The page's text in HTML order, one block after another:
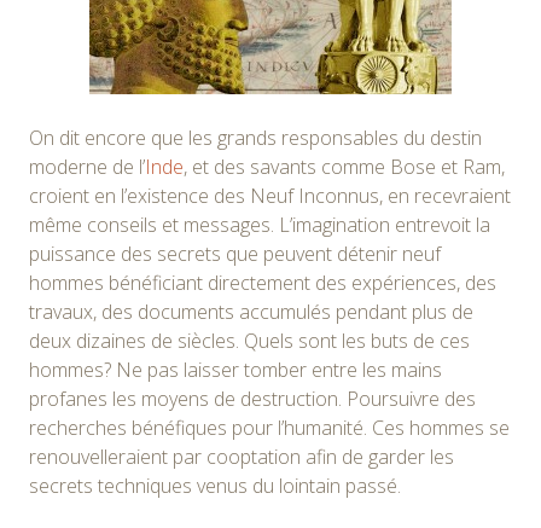
On dit encore que les grands responsables du destin
moderne de l’Inde, et des savants comme Bose et Ram,
croient en l’existence des Neuf Inconnus, en recevraient
même conseils et messages. L’imagination entrevoit la
puissance des secrets que peuvent détenir neuf
hommes bénéficiant directement des expériences, des
travaux, des documents accumulés pendant plus de
deux dizaines de siècles. Quels sont les buts de ces
hommes? Ne pas laisser tomber entre les mains
profanes les moyens de destruction. Poursuivre des
recherches bénéfiques pour l’humanité. Ces hommes se
renouvelleraient par cooptation afin de garder les
secrets techniques venus du lointain passé.